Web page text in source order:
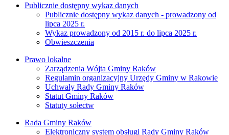
Publicznie dostępny wykaz danych
Publicznie dostępny wykaz danych - prowadzony od
lipca 2025 r.
Wykaz prowadzony od 2015 r. do lipca 2025 r.
Obwieszczenia
Prawo lokalne
Zarządzenia Wójta Gminy Raków
Regulamin organizacyjny Urzędy Gminy w Rakowie
Uchwały Rady Gminy Raków
Statut Gminy Raków
Statuty sołectw
Rada Gminy Raków
Elektroniczny system obsługi Rady Gminy Raków